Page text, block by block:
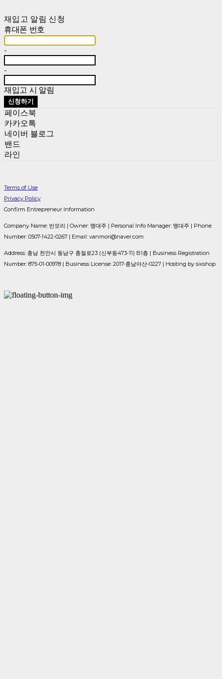
재입고 알림 신청
휴대폰 번호
-
-
재입고 시 알림
신청하기
페이스북
카카오톡
네이버 블로그
밴드
라인
Terms of Use
Privacy Policy
Confirm Entrepreneur Information
Company Name: 반모리 | Owner: 맹대주 | Personal Info Manager: 맹대주 | Phone
Number: 0507-1422-0267 | Email: vanmori@naver.com
Address: 충남 천안시 동남구 충절로23 (신부동473-11) B1층 | Business Registration
Number: 875-01-00978 | Business License: 2017-충남아산-0227 | Hosting by sixshop